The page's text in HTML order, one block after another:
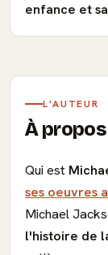
enfance et
L'AUTEUR
À
Qui est
ses oeuvres
Michael
l'histoire de